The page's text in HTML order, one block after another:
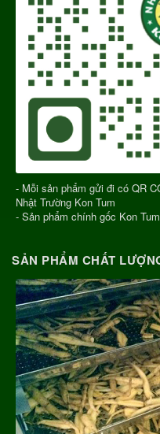
- Mỗi sản phẩm gửi đi có QR
Nhật Trường Kon Tum
- Sản phẩm chính gốc Kon
SẢN PHẨM CHẤT